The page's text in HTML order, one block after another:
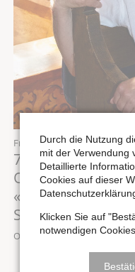
Freitag,14.08.2026 , 19:30
7. Konzert des
Orgelsommers:
«MAGNIFICAT -
Sternenstaub»
Ort: Stadtkirche St. Wenzel
Durch die Nutzung
mit der Verwendung
Detaillierte
Cookies auf dieser
Klicken Sie auf
notwendigen